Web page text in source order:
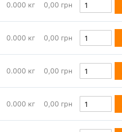
0.000 кг 0,00 грн
0.000 кг 0,00 грн
0.000 кг 0,00 грн
0.000 кг 0,00 грн